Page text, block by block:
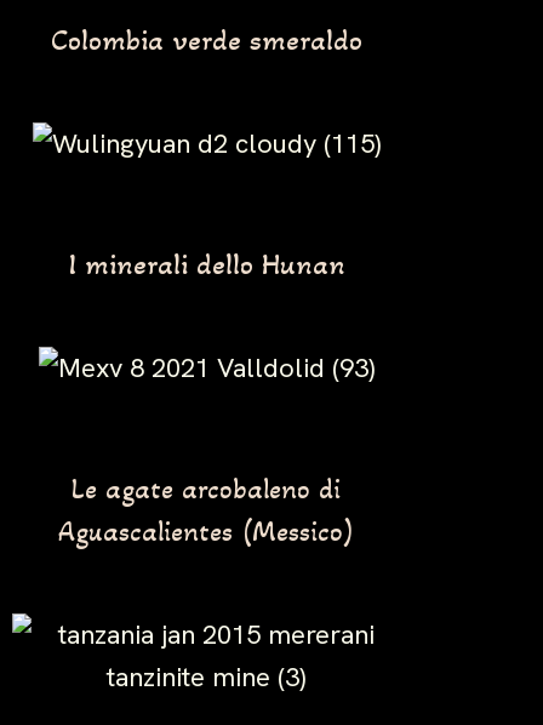
Colombia verde smeraldo
I minerali dello Hunan
Le agate arcobaleno di
Aguascalientes (Messico)